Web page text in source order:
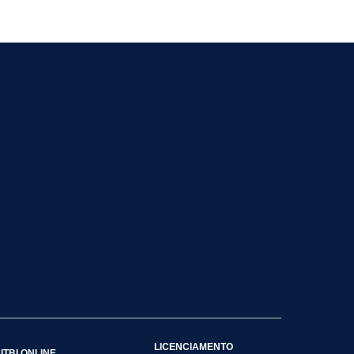
LICENCIAMENTO